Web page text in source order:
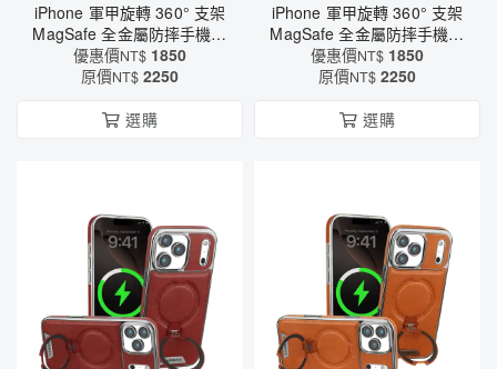
iPhone 軍甲旋轉 360° 支架
MagSafe 全金屬防摔手機殼
- 真氣囊抗震 × 磁吸充電適用
（6560）
優惠價NT$ 1850
原價NT$ 2250
選購
iPhone 軍甲旋轉 360° 支架
MagSafe 全金屬防摔手機殼
- 真氣囊抗震 × 磁吸充電適用
（6560）
優惠價NT$ 1850
原價NT$ 2250
選購